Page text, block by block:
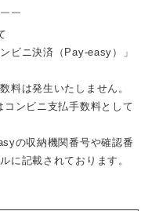
￣
ビニ決済（Pay-easy）」
料は発生いたしません。
ンビニ支払手数料として
の収納機関番号や確認番
に記載されております。